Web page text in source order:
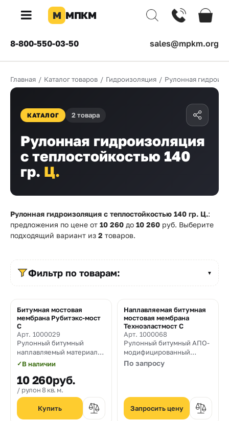
×
КОМПАНИЯ
компании
Оплата
Каталог
Бренды
Прайс-
Калькуляторы
Контакты
8
800
550-
03-
50
М МПКМ
8-800-550-03-50 sales@mpkm.org
Главная / Каталог товаров / Гидроизоляция / Рулонная
КАТАЛОГ 2 товара
Рулонная гидроизоляция
с теплостойкостью 140
гр. Ц.
Рулонная гидроизоляция с теплостойкостью 140 гр. Ц.:
предложения по цене от 10 260 до 10 260 руб. Выберите
подходящий вариант из 2 товаров.
Фильтр по товарам: ▼
Битумная мостовая
мембрана Рубитэкс-мост
С
Арт. 1000029
Рулонный битумный
наплавляемый материал
для гидроизоляции
числе под горячий
асфальт
✓В наличии
10 260руб.
рулон 8 кв. м.
Наплавляемая битумная
мостовая мембрана
Техноэластмост С
Арт. 1000068
Рулонный битумный АПО-
модифицированный
наплавляемый материал
гидроизоляции
железобетонной плиты
проезжей части
По запросу
Запросить цену